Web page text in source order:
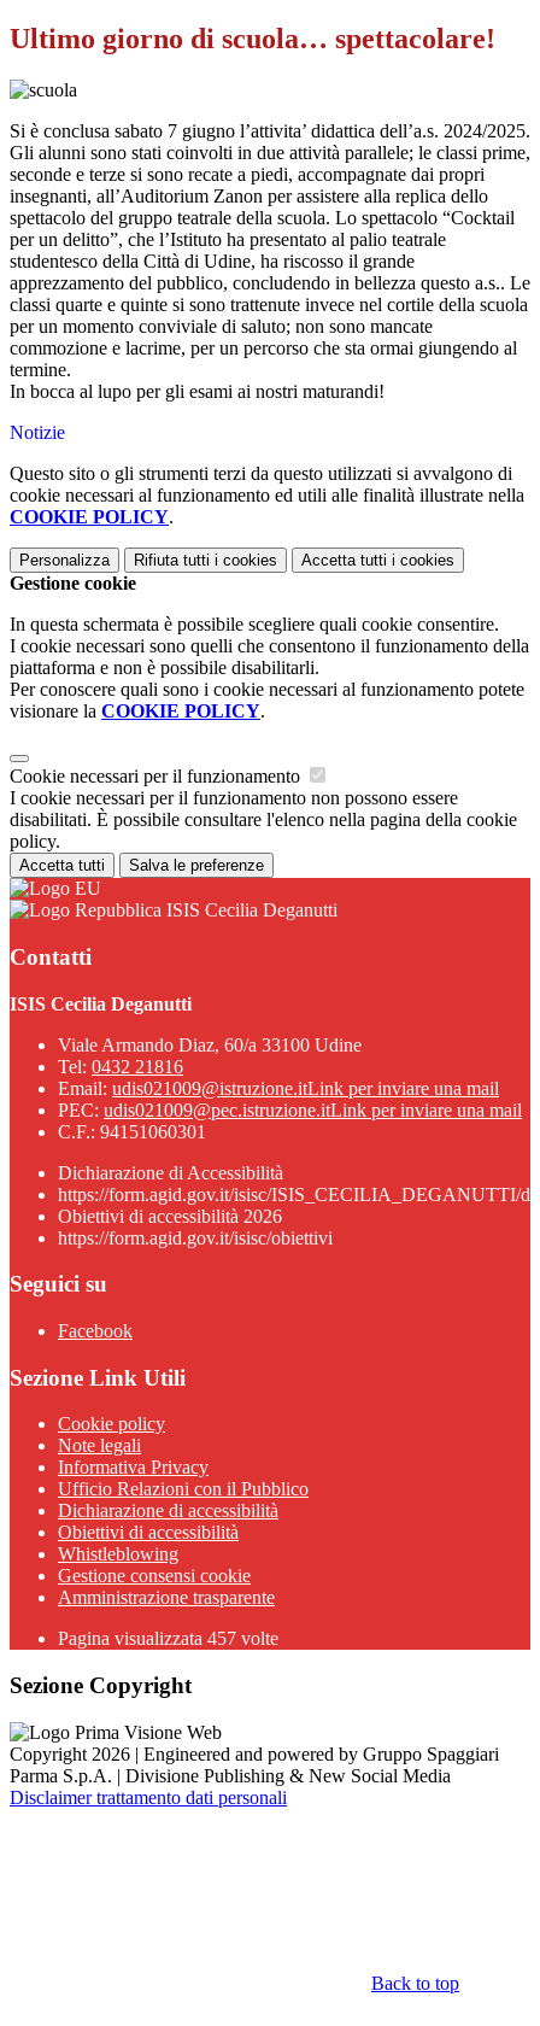
Ultimo giorno di scuola… spettacolare!
Si è conclusa sabato 7 giugno l’attivita’ didattica dell’a.s. 2024/2025.
Gli alunni sono stati coinvolti in due attività parallele; le classi prime,
seconde e terze si sono recate a piedi, accompagnate dai propri
insegnanti, all’Auditorium Zanon per assistere alla replica dello
spettacolo del gruppo teatrale della scuola. Lo spettacolo “Cocktail
per un delitto”, che l’Istituto ha presentato al palio teatrale
studentesco della Città di Udine, ha riscosso il grande
apprezzamento del pubblico, concludendo in bellezza questo a.s.. Le
classi quarte e quinte si sono trattenute invece nel cortile della scuola
per un momento conviviale di saluto; non sono mancate
commozione e lacrime, per un percorso che sta ormai giungendo al
termine.
In bocca al lupo per gli esami ai nostri maturandi!
Notizie
Questo sito o gli strumenti terzi da questo utilizzati si avvalgono di
cookie necessari al funzionamento ed utili alle finalità illustrate nella
COOKIE POLICY.
Personalizza Rifiuta tutti i cookies Accetta tutti i cookies
Gestione cookie
In questa schermata è possibile scegliere quali cookie consentire.
I cookie necessari sono quelli che consentono il funzionamento della
piattaforma e non è possibile disabilitarli.
Per conoscere quali sono i cookie necessari al funzionamento potete
visionare la COOKIE POLICY.
Cookie necessari per il funzionamento
I cookie necessari per il funzionamento non possono essere
disabilitati. È possibile consultare l'elenco nella pagina della cookie
policy.
Accetta tutti Salva le preferenze
ISIS Cecilia Deganutti
Contatti
ISIS Cecilia Deganutti
Viale Armando Diaz, 60/a 33100 Udine
Tel: 0432 21816
Email: udis021009@istruzione.itLink per inviare una mail
PEC: udis021009@pec.istruzione.itLink per inviare una mail
C.F.: 94151060301
Dichiarazione di Accessibilità
https://form.agid.gov.it/isisc/ISIS_CECILIA_DEGANUTTI/
Obiettivi di accessibilità 2026
https://form.agid.gov.it/isisc/obiettivi
Seguici su
Facebook
Sezione Link Utili
Cookie policy
Note legali
Informativa Privacy
Ufficio Relazioni con il Pubblico
Dichiarazione di accessibilità
Obiettivi di accessibilità
Whistleblowing
Gestione consensi cookie
Amministrazione trasparente
Pagina visualizzata 457 volte
Sezione Copyright
Copyright 2026 | Engineered and powered by Gruppo Spaggiari
Parma S.p.A. | Divisione Publishing & New Social Media
Disclaimer trattamento dati personali
Back to top